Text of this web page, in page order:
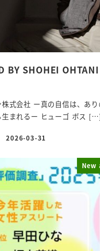
BY SHOHEI OHTANI
式会社 ー真の自信は、あり
生まれるー ヒューゴ ボス
投稿日
2026-03-31